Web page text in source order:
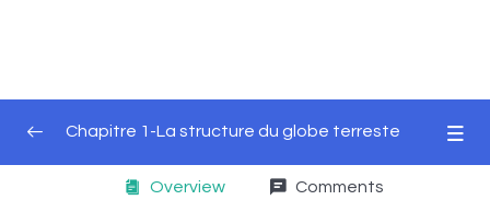
Unité 1-Domaine océanique et domaine
Chapitre 1-La structure du globe terreste
Overview Comments